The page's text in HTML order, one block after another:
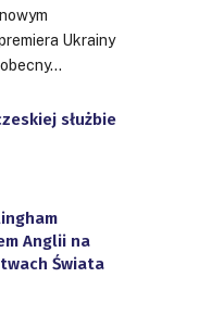
Ukrainy
służbie
Anglii na
Świata